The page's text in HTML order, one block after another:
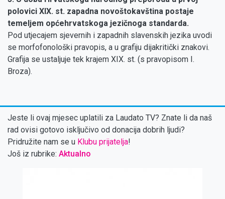
polovici XIX. st. zapadna novoštokavština postaje
temeljem općehrvatskoga jezičnoga standarda.
Pod utjecajem sjevernih i zapadnih slavenskih jezika uvodi
se morfofonološki pravopis, a u grafiju dijakritički znakovi.
Grafija se ustaljuje tek krajem XIX. st. (s pravopisom I.
Broza).
Jeste li ovaj mjesec uplatili za Laudato TV? Znate li da naš
rad ovisi gotovo isključivo od donacija dobrih ljudi?
Pridružite nam se u Klubu prijatelja!
Još iz rubrike: Aktualno